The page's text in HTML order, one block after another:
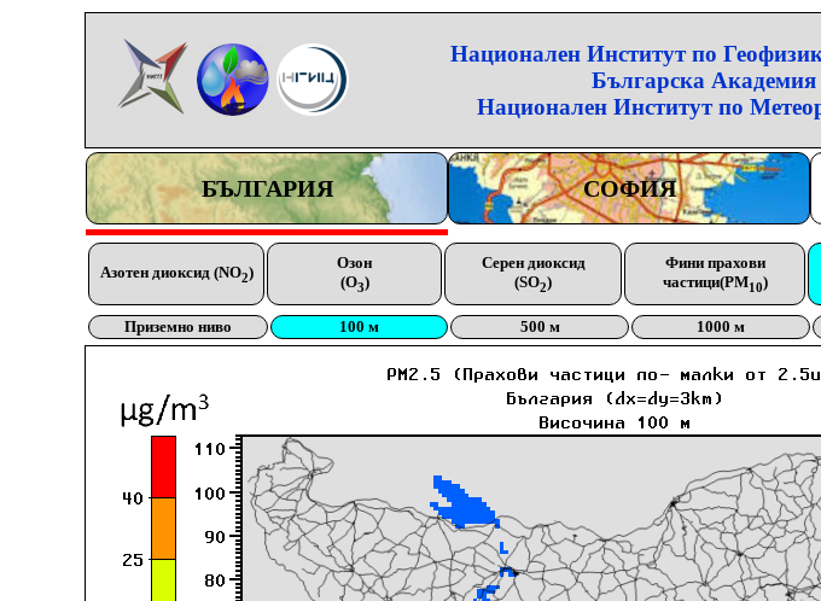
Национален Институт по
Българска
Национален Институт по
БЪЛГАРИЯ СОФИЯ
Азотен диоксид (NO2)
Озон
(O3)
Серен диоксид
(SO2)
Фини прахови
частици(PM10)
Приземно ниво 100 м 500 м 1000 м